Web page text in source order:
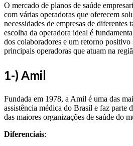
O mercado de planos de saúde
com várias operadoras que oferecem
necessidades de empresas de diferentes
escolha da operadora ideal é
dos colaboradores e um retorno
principais operadoras que atuam na
1-) Amil
Fundada em 1978, a Amil é uma das
assistência médica do Brasil e faz parte
das maiores organizações de saúde do
Diferenciais: